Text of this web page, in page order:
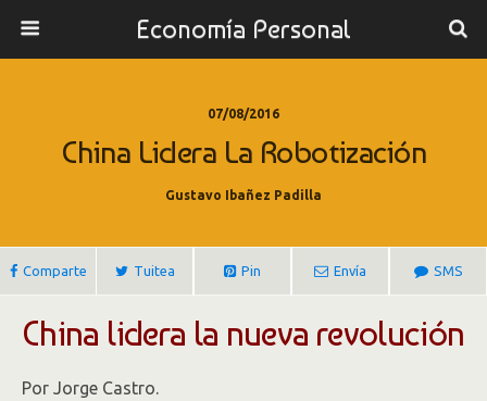
Economía Personal
07/08/2016
China Lidera La Robotización
Gustavo Ibañez Padilla
Comparte Tuitea Pin Envía SMS
China lidera la nueva revolución
Por Jorge Castro.